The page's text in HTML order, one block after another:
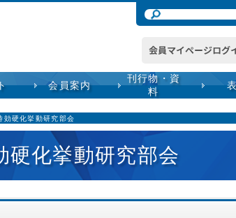
会員案内
刊行物・資
料
硬化挙動研究部会
化挙動研究部会